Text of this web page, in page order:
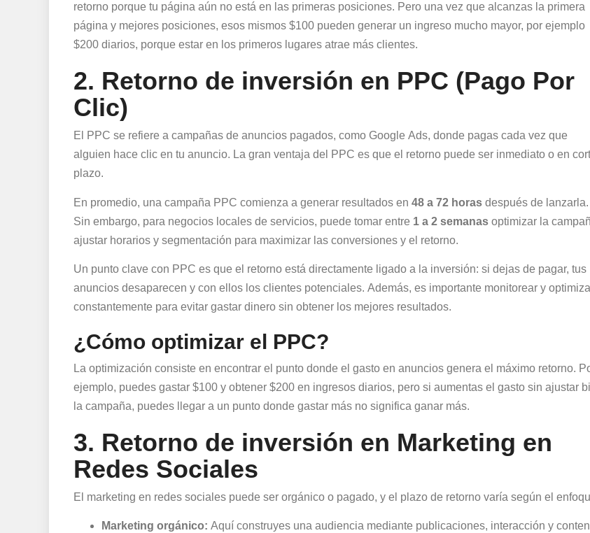
retorno porque tu página aún no está en las primeras posiciones. Pero una vez que alcanzas la primera
página y mejores posiciones, esos mismos $100 pueden generar un ingreso mucho mayor, por ejemplo
$200 diarios, porque estar en los primeros lugares atrae más clientes.
2. Retorno de inversión en PPC (Pago Por
Clic)
El PPC se refiere a campañas de anuncios pagados, como Google Ads, donde pagas cada vez que
alguien hace clic en tu anuncio. La gran ventaja del PPC es que el retorno puede ser inmediato o en
plazo.
En promedio, una campaña PPC comienza a generar resultados en 48 a 72 horas después de lanzarla.
Sin embargo, para negocios locales de servicios, puede tomar entre 1 a 2 semanas optimizar la
ajustar horarios y segmentación para maximizar las conversiones y el retorno.
Un punto clave con PPC es que el retorno está directamente ligado a la inversión: si dejas de pagar, tus
anuncios desaparecen y con ellos los clientes potenciales. Además, es importante monitorear y
constantemente para evitar gastar dinero sin obtener los mejores resultados.
¿Cómo optimizar el PPC?
La optimización consiste en encontrar el punto donde el gasto en anuncios genera el máximo retorno.
ejemplo, puedes gastar $100 y obtener $200 en ingresos diarios, pero si aumentas el gasto sin ajustar
la campaña, puedes llegar a un punto donde gastar más no significa ganar más.
3. Retorno de inversión en Marketing en
Redes Sociales
El marketing en redes sociales puede ser orgánico o pagado, y el plazo de retorno varía según el
Marketing orgánico: Aquí construyes una audiencia mediante publicaciones, interacción y